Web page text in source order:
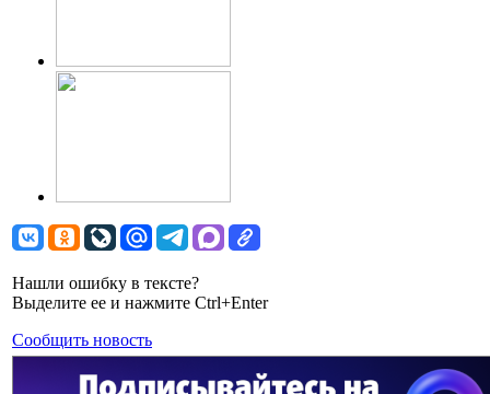
Нашли ошибку в тексте?
Выделите ее и нажмите Ctrl+Enter
Сообщить новость